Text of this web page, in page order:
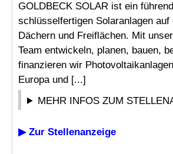
GOLDBECK SOLAR ist ein
schlüsselfertigen Solaranlagen auf
Dächern und Freiflächen. Mit
Team entwickeln, planen, bauen,
finanzieren wir
Europa und [...]
MEHR INFOS ZUM
▶ Zur Stellenanzeige